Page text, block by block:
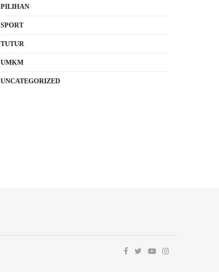
PILIHAN
SPORT
TUTUR
UMKM
UNCATEGORIZED